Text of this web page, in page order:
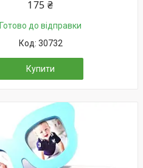
175 ₴
Готово до відправки
30732
Купити